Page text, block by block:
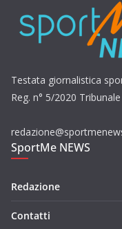
Testata giornalistica
Reg. n° 5/2020
SportMe NEWS
Redazione
Contatti